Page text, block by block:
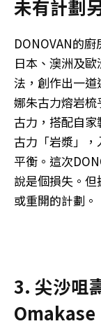
未有計劃
DONOVAN的
日本、澳洲及
法，創作出一
娜朱古力熔岩
古力，搭配自
古力「岩漿」
平衡。這次
說是個損失。
或重開的計劃。
3. 尖沙咀
Omakase